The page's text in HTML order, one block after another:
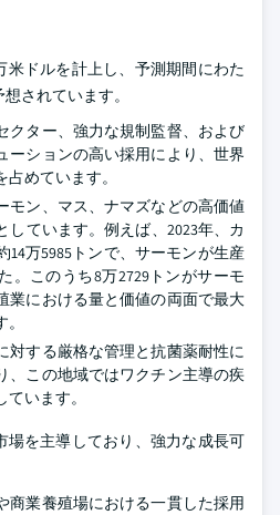
米ドルを計上し、予測期間にわた
されています。
クター、強力な規制監督、および
ーションの高い採用により、世界
めています。
モン、マス、ナマズなどの高価値
しています。例えば、2023年、カ
14万5985トンで、サーモンが生産
。このうち8万2729トンがサーモ
業における量と価値の両面で最大
対する厳格な管理と抗菌薬耐性に
、この地域ではワクチン主導の疾
います。
場を主導しており、強力な成長可
商業養殖場における一貫した採用